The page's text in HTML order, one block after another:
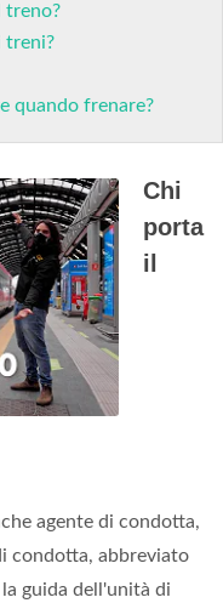
treno?
treni?
quando frenare?
Chi
porta
il
agente di condotta,
condotta, abbreviato
guida dell'unità di